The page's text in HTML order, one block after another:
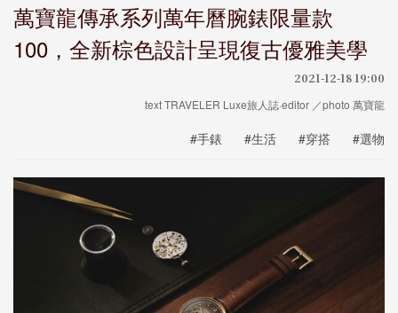
萬寶龍傳承系列萬年曆腕錶限量款
100，全新棕色設計呈現復古優雅美學
2021-12-18 19:00
text TRAVELER Luxe旅人誌·editor ／photo 萬寶龍
#手錶 #生活 #穿搭 #選物